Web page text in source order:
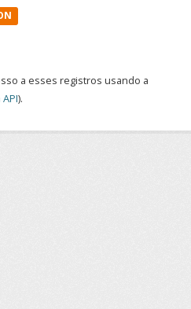
a esses registros usando a
).